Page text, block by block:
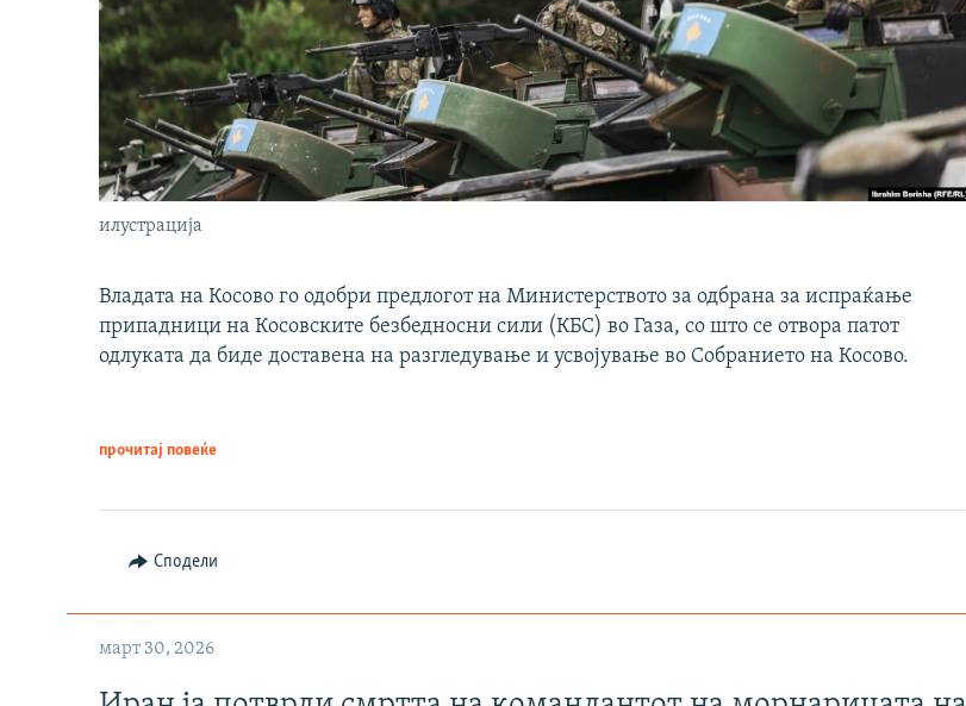
илустрација
Владата на Косово го одобри предлогот на Министерството за одбрана за испраќање
припадници на Косовските безбедносни сили (КБС) во Газа, со што се отвора патот
одлуката да биде доставена на разгледување и усвојување во Собранието на Косово.
прочитај повеќе
Сподели
март 30, 2026